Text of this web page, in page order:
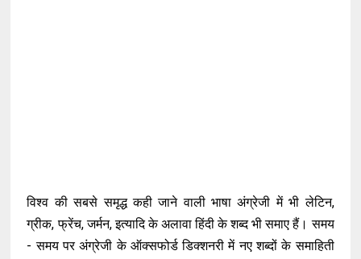
विश्व की सबसे समृद्ध कही जाने वाली भाषा अंग्रेजी में भी लेटिन,
ग्रीक, फ्रेंच, जर्मन, इत्यादि के अलावा हिंदी के शब्द भी समाए हैं। समय
- समय पर अंग्रेजी के ऑक्सफोर्ड डिक्शनरी में नए शब्दों के समाहिती